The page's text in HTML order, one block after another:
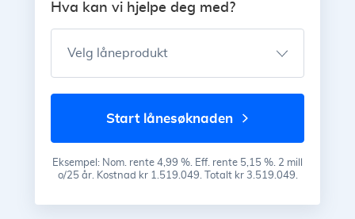
Hva kan vi hjelpe deg med?
Velg låneprodukt
start lånesøknaden
Eksempel: Nom. rente 4,99 %. Eff. rente 5,15 %. 2 mill
o/25 år. Kostnad kr 1.519.049. Totalt kr 3.519.049.